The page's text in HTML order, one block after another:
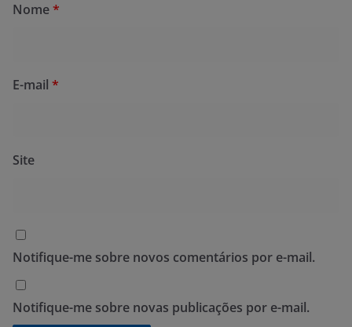
Nome*
E-mail *
Site
Notifique-me sobre novos comentários por e-mail.
Notifique-me sobre novas publicações por e-mail.